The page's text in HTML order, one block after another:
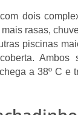
dois
rasas,
piscinas
Ambos
a 38º C e